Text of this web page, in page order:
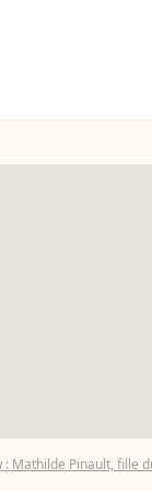
: Mathilde Pinault,